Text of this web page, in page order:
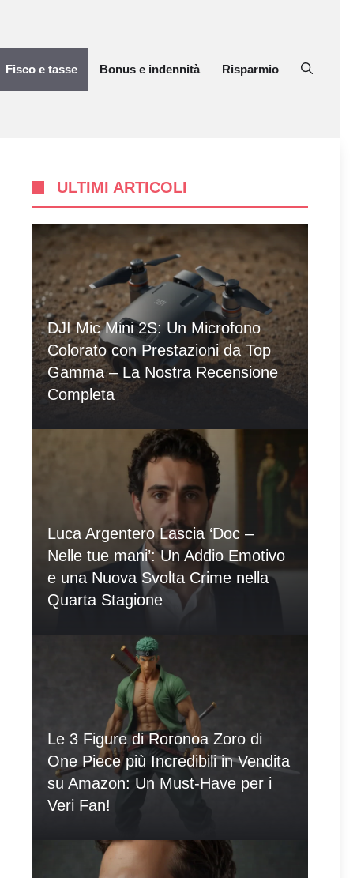
Fisco e tasse Bonus e indennità Risparmio
ULTIMI ARTICOLI
DJI Mic Mini 2S: Un Microfono
Colorato con Prestazioni da Top
Gamma – La Nostra Recensione
Completa
Luca Argentero Lascia ‘Doc –
Nelle tue mani’: Un Addio Emotivo
e una Nuova Svolta Crime nella
Quarta Stagione
Le 3 Figure di Roronoa Zoro di
One Piece più Incredibili in Vendita
su Amazon: Un Must-Have per i
Veri Fan!